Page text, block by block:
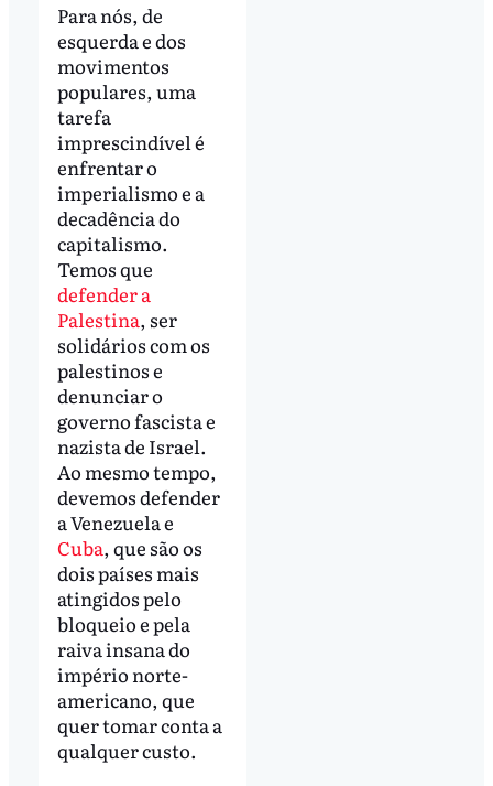
Para nós, de
esquerda e dos
movimentos
populares, uma
tarefa
imprescindível é
enfrentar o
imperialismo e a
decadência do
capitalismo.
Temos que
defender a
Palestina, ser
solidários com os
palestinos e
denunciar o
governo fascista e
nazista de Israel.
Ao mesmo tempo,
devemos defender
a Venezuela e
Cuba, que são os
dois países mais
atingidos pelo
bloqueio e pela
raiva insana do
império norte-
americano, que
quer tomar conta a
qualquer custo.